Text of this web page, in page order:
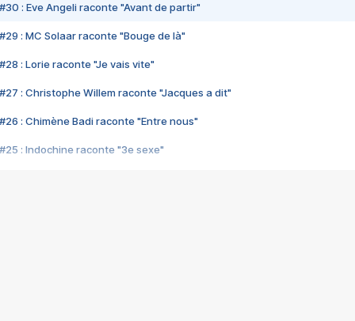
#30 : Eve Angeli raconte "Avant de partir"
#29 : MC Solaar raconte "Bouge de là"
#28 : Lorie raconte "Je vais vite"
#27 : Christophe Willem raconte "Jacques a dit"
#26 : Chimène Badi raconte "Entre nous"
#25 : Indochine raconte "3e sexe"